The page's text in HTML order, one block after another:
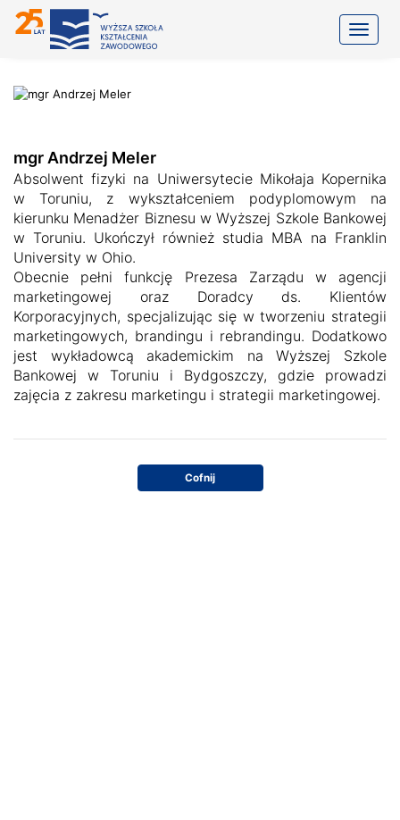
mgr Andrzej Meler
Absolwent fizyki na Uniwersytecie Mikołaja Kopernika
w Toruniu, z wykształceniem podyplomowym na
kierunku Menadżer Biznesu w Wyższej Szkole Bankowej
w Toruniu. Ukończył również studia MBA na Franklin
University w Ohio.
Obecnie pełni funkcję Prezesa Zarządu w agencji
marketingowej oraz Doradcy ds. Klientów
Korporacyjnych, specjalizując się w tworzeniu strategii
marketingowych, brandingu i rebrandingu. Dodatkowo
jest wykładowcą akademickim na Wyższej Szkole
Bankowej w Toruniu i Bydgoszczy, gdzie prowadzi
zajęcia z zakresu marketingu i strategii marketingowej.